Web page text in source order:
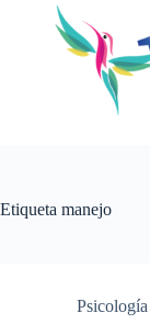
contenido
Etiqueta manejo
Psicología